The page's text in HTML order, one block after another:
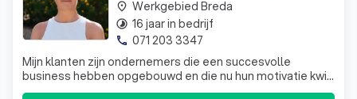
Mijn klanten zijn ondernemers die een succesvolle
business hebben opgebouwd en die nu hun motivatie kwijt
zijn of het gaat niet zoals ze zouden willen, thuis of binnen
place Werkgebied Breda
timelapse 16 jaar in bedrijf
phone 071 203 3347